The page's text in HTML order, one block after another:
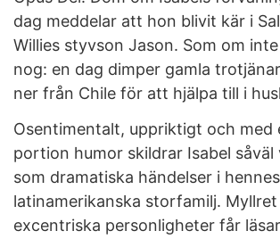
dag meddelar att hon blivit kär i
Willies styvson Jason. Som om
nog: en dag dimper gamla
ner från Chile för att hjälpa till i
Osentimentalt, uppriktigt och med
portion humor skildrar Isabel såväl
som dramatiska händelser i hennes
latinamerikanska storfamilj.
excentriska personligheter får